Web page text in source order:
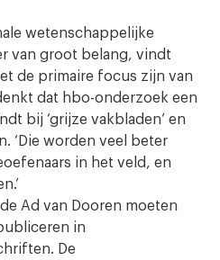
wetenschappelijke
van groot belang, vindt
de primaire focus zijn van
dat hbo-onderzoek een
bij ‘grijze vakbladen’ en
‘Die worden veel beter
in het veld, en
Ad van Dooren moeten
in
De